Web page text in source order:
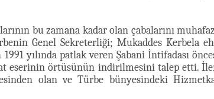
bu zamana kadar olan çabalarını
Genel Sekreterliği; Mukaddes Kerbela
yılında patlak veren Şabani İntifadası
eserinin örtüsünün indirilmesini talep etti.
olan ve Türbe bünyesindeki